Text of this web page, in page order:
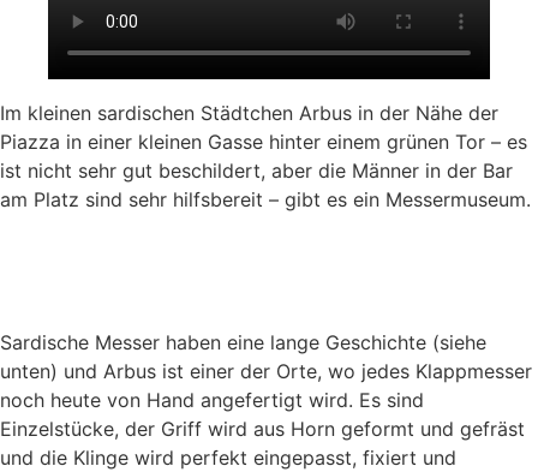
Im kleinen sardischen Städtchen Arbus in der Nähe der
Piazza in einer kleinen Gasse hinter einem grünen Tor – es
ist nicht sehr gut beschildert, aber die Männer in der Bar
am Platz sind sehr hilfsbereit – gibt es ein Messermuseum.
Sardische Messer haben eine lange Geschichte (siehe
unten) und Arbus ist einer der Orte, wo jedes Klappmesser
noch heute von Hand angefertigt wird. Es sind
Einzelstücke, der Griff wird aus Horn geformt und gefräst
und die Klinge wird perfekt eingepasst, fixiert und